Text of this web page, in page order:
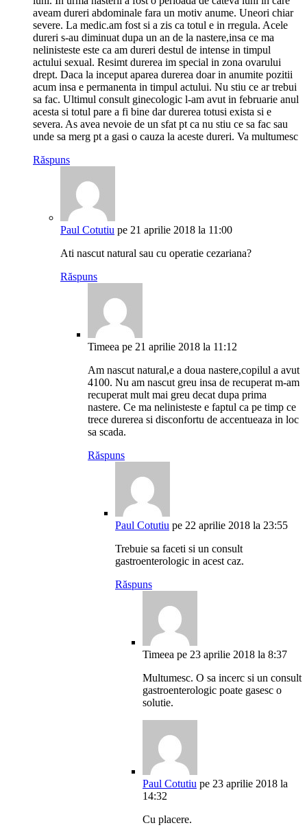
aveam dureri abdominale fara un motiv anume. Uneori chiar
severe. La medic.am fost si a zis ca totul e in rregula. Acele
dureri s-au diminuat dupa un an de la nastere,insa ce ma
nelinisteste este ca am dureri destul de intense in timpul
actului sexual. Resimt durerea im special in zona ovarului
drept. Daca la inceput aparea durerea doar in anumite pozitii
acum insa e permanenta in timpul actului. Nu stiu ce ar trebui
sa fac. Ultimul consult ginecologic l-am avut in februarie anul
acesta si totul pare a fi bine dar durerea totusi exista si e
severa. As avea nevoie de un sfat pt ca nu stiu ce sa fac sau
unde sa merg pt a gasi o cauza la aceste dureri. Va multumesc
Răspuns
Paul Cotutiu pe 21 aprilie 2018 la 11:00
Ati nascut natural sau cu operatie cezariana?
Răspuns
Timeea pe 21 aprilie 2018 la 11:12
Am nascut natural,e a doua nastere,copilul a avut
4100. Nu am nascut greu insa de recuperat m-am
recuperat mult mai greu decat dupa prima
nastere. Ce ma nelinisteste e faptul ca pe timp ce
trece durerea si disconfortu de accentueaza in loc
sa scada.
Răspuns
Paul Cotutiu pe 22 aprilie 2018 la 23:55
Trebuie sa faceti si un consult
gastroenterologic in acest caz.
Răspuns
Timeea pe 23 aprilie 2018 la 8:37
Multumesc. O sa incerc si un consult
gastroenterologic poate gasesc o
solutie.
Paul Cotutiu pe 23 aprilie 2018 la
14:32
Cu placere.